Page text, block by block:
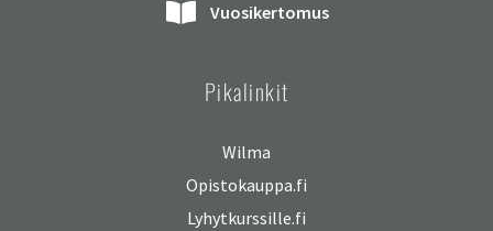
Vuosikertomus
Pikalinkit
Wilma
Opistokauppa.fi
Lyhytkurssille.fi